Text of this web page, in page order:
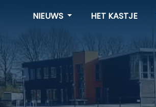
NIEUWS HET KASTJE